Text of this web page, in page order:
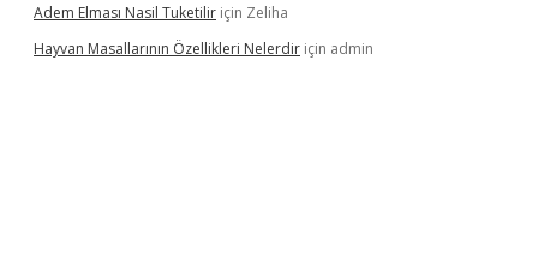
Adem Elması Nasil Tuketilir için Zeliha
Hayvan Masallarının Özellikleri Nelerdir için admin